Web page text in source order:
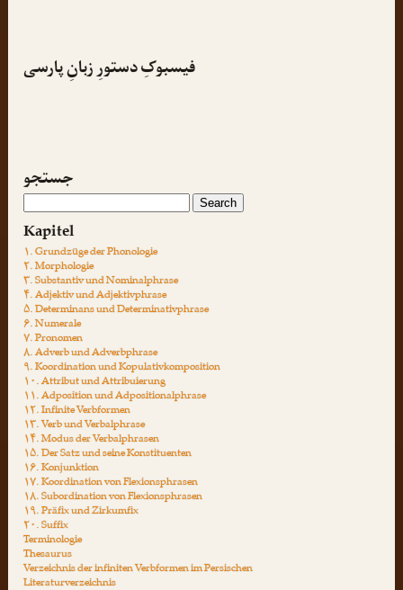
فیسبوکِ دستورِ زبانِ پارسی
جستجو
Kapitel
۱. Grundzüge der Phonologie
۲. Morphologie
۳. Substantiv und Nominalphrase
۴. Adjektiv und Adjektivphrase
۵. Determinans und Determinativphrase
۶. Numerale
۷. Pronomen
۸. Adverb und Adverbphrase
۹. Koordination und Kopulativkomposition
۱۰. Attribut und Attribuierung
۱۱. Adposition und Adpositionalphrase
۱۲. Infinite Verbformen
۱۳. Verb und Verbalphrase
۱۴. Modus der Verbalphrasen
۱۵. Der Satz und seine Konstituenten
۱۶. Konjunktion
۱۷. Koordination von Flexionsphrasen
۱۸. Subordination von Flexionsphrasen
۱۹. Präfix und Zirkumfix
۲۰. Suffix
Terminologie
Thesaurus
Verzeichnis der infiniten Verbformen im Persischen
Literaturverzeichnis